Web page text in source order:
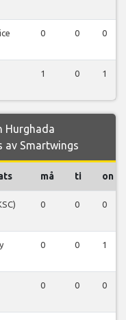
0 0 0
1 0 1
Hurghada
av Smartwings
må ti on
0 0 0
0 0 1
0 0 0